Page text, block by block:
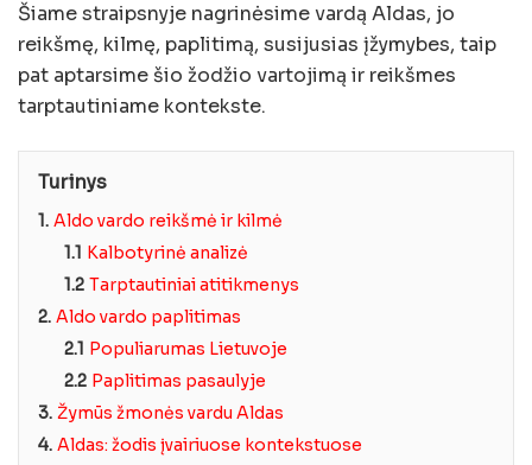
Šiame straipsnyje nagrinėsime vardą Aldas, jo
reikšmę, kilmę, paplitimą, susijusias įžymybes, taip
pat aptarsime šio žodžio vartojimą ir reikšmes
tarptautiniame kontekste.
Turinys
1. Aldo vardo reikšmė ir kilmė
1.1 Kalbotyrinė analizė
1.2 Tarptautiniai atitikmenys
2. Aldo vardo paplitimas
2.1 Populiarumas Lietuvoje
2.2 Paplitimas pasaulyje
3. Žymūs žmonės vardu Aldas
4. Aldas: žodis įvairiuose kontekstuose